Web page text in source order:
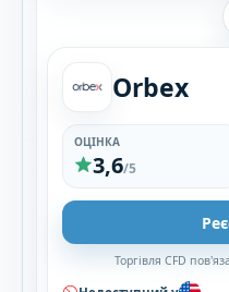
Orbex
ОЦІНКА
3,6/5
Торгівля CFD